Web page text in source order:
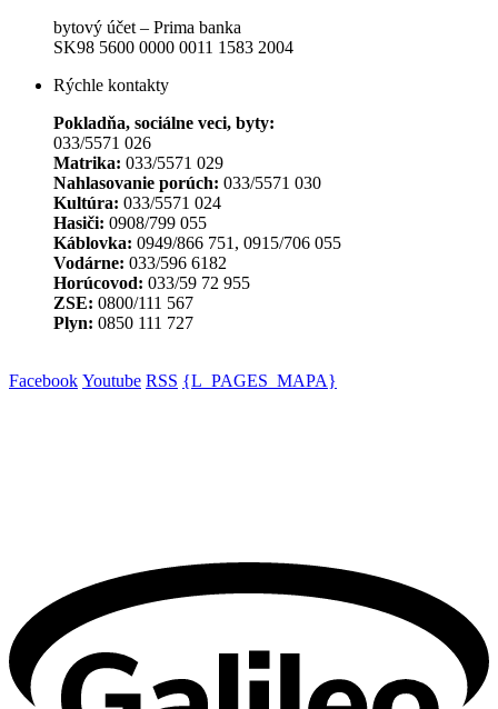
bytový účet – Prima banka
SK98 5600 0000 0011 1583 2004
Rýchle kontakty
Pokladňa, sociálne veci, byty:
033/5571 026
Matrika: 033/5571 029
Nahlasovanie porúch: 033/5571 030
Kultúra: 033/5571 024
Hasiči: 0908/799 055
Káblovka: 0949/866 751, 0915/706 055
Vodárne: 033/596 6182
Horúcovod: 033/59 72 955
ZSE: 0800/111 567
Plyn: 0850 111 727
Facebook Youtube RSS {L_PAGES_MAPA}